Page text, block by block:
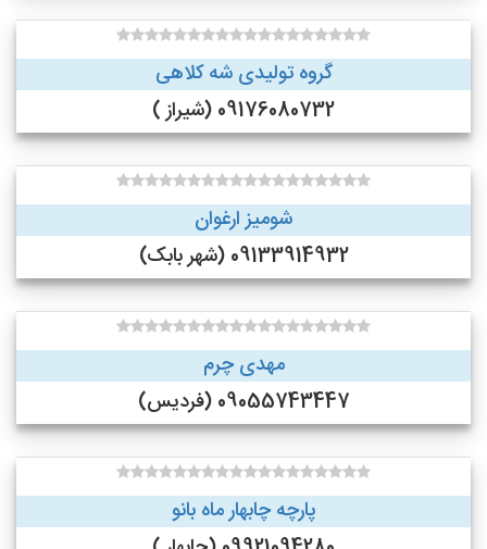
گروه تولیدی شه کلاهی
09176080732 (شیراز )
شومیز ارغوان
09133914932 (شهر بابک)
مهدی چرم
09055743447 (فردیس)
پارچه چابهار ماه بانو